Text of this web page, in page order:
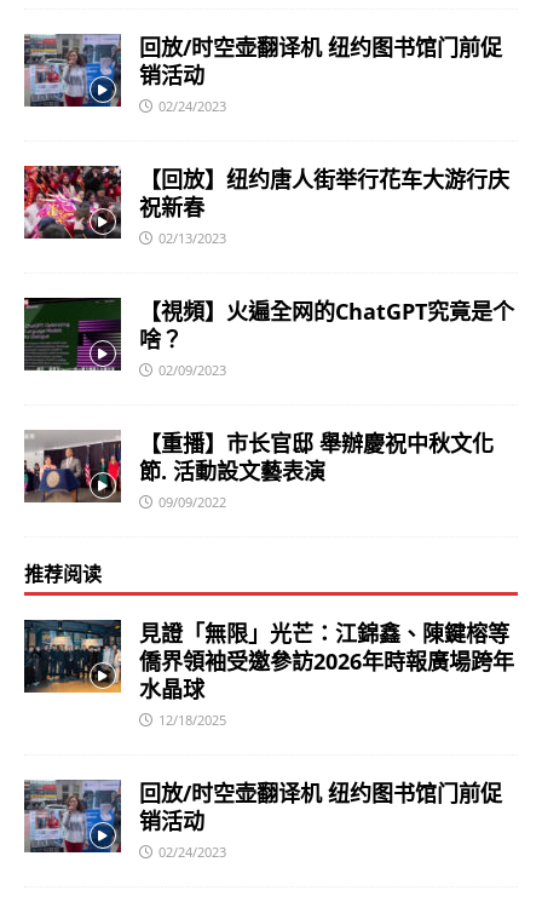
回放/时空壶翻译机 纽约图书馆门前促
销活动
02/24/2023
【回放】纽约唐人街举行花车大游行庆
祝新春
02/13/2023
【視頻】火遍全网的ChatGPT究竟是个
啥？
02/09/2023
【重播】市长官邸 舉辦慶祝中秋文化
節. 活動設文藝表演
09/09/2022
推荐阅读
見證「無限」光芒：江錦鑫、陳鍵榕等
僑界領袖受邀參訪2026年時報廣場跨年
水晶球
12/18/2025
回放/时空壶翻译机 纽约图书馆门前促
销活动
02/24/2023